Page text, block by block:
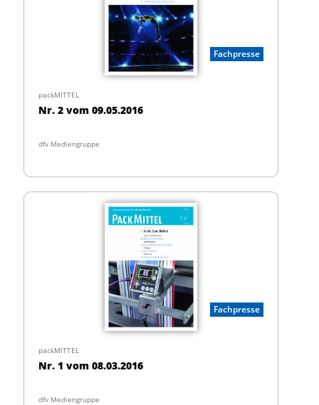
Fachpresse
packMITTEL
Nr. 2 vom 09.05.2016
dfv Mediengruppe
Fachpresse
packMITTEL
Nr. 1 vom 08.03.2016
dfv Mediengruppe